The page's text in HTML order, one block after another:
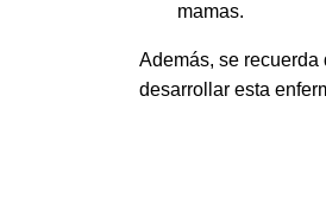
mamas.
Además, se
desarrollar esta